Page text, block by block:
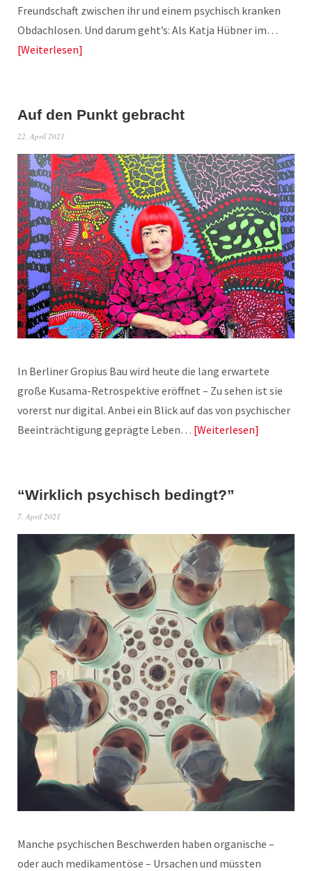
Freundschaft zwischen ihr und einem psychisch kranken
Obdachlosen. Und darum geht’s: Als Katja Hübner im…
Weiterlesen
Auf den Punkt gebracht
22. April 2021
In Berliner Gropius Bau wird heute die lang erwartete
große Kusama-Retrospektive eröffnet – Zu sehen ist sie
vorerst nur digital. Anbei ein Blick auf das von psychischer
Beeinträchtigung geprägte Leben… Weiterlesen
“Wirklich psychisch bedingt?”
7. April 2021
Manche psychischen Beschwerden haben organische –
oder auch medikamentöse – Ursachen und müssten